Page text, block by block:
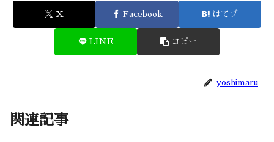
X Facebook はてブ
LINE コピー
yoshimaru
関連記事